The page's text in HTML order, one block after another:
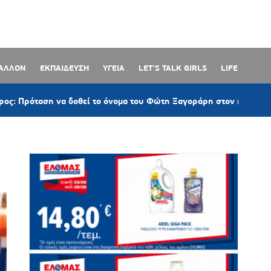
ΕΚΠΑΙΔΕΥΣΗ ΥΓΕΙΑ LET’S TALK GIRLS LIFE
δοθεί το όνομα του Φώτη Ξαγοράρη στον παραλιακό δρόμο